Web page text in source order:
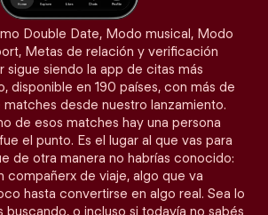
Double Date, Modo musical, Modo
Metas de relación y verificación
sigue siendo la app de citas más
disponible en 190 países, con más de
matches desde nuestro lanzamiento.
de esos matches hay una persona
el punto. Es el lugar al que vas para
de otra manera no habrías conocido:
compañerx de viaje, algo que va
hasta convertirse en algo real. Sea lo
buscando, o incluso si todavía no sabés